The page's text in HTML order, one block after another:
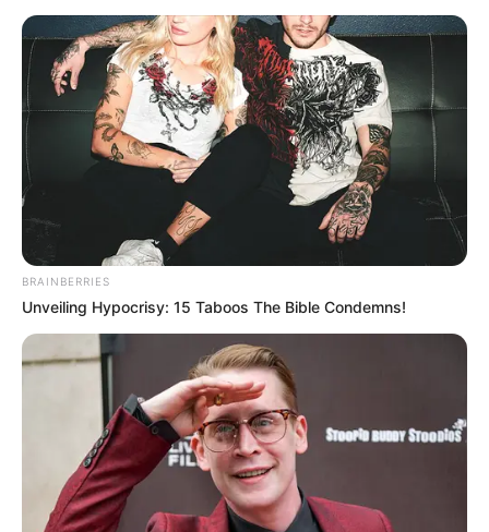
BRAINBERRIES
Unveiling Hypocrisy: 15 Taboos The Bible Condemns!